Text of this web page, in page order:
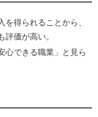
を得られることから、
評価が高い。
心できる職業」と見ら